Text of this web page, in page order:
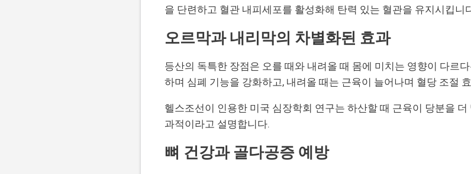
을 단련하고 혈관 내피세포를 활성화해 탄력 있는 혈관을 유지시킵니
오르막과 내리막의 차별화된 효과
등산의 독특한 장점은 오를 때와 내려올 때 몸에 미치는 영향이 다르
하며 심폐 기능을 강화하고, 내려올 때는 근육이 늘어나며 혈당 조절
헬스조선이 인용한 미국 심장학회 연구는 하산할 때 근육이 당분을
과적이라고 설명합니다.
뼈 건강과 골다공증 예방